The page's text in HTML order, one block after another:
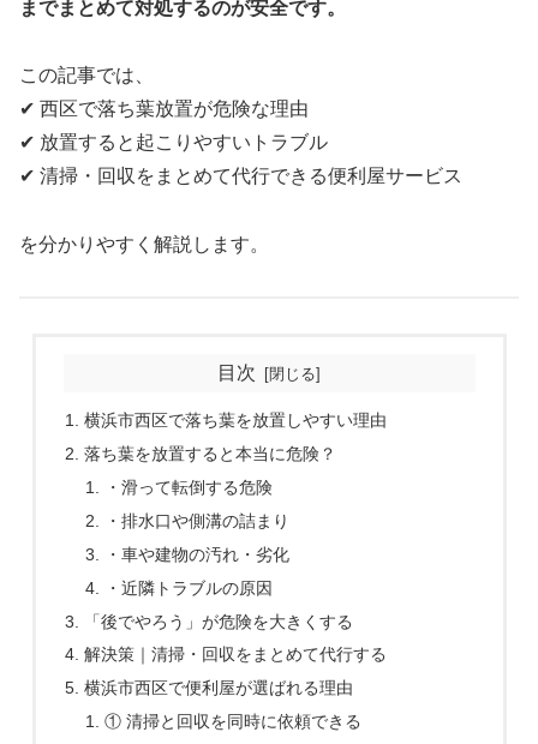
までまとめて対処するのが安全です。
この記事では、
✔ 西区で落ち葉放置が危険な理由
✔ 放置すると起こりやすいトラブル
✔ 清掃・回収をまとめて代行できる便利屋サービス
を分かりやすく解説します。
目次
横浜市西区で落ち葉を放置しやすい理由
落ち葉を放置すると本当に危険？
・滑って転倒する危険
・排水口や側溝の詰まり
・車や建物の汚れ・劣化
・近隣トラブルの原因
「後でやろう」が危険を大きくする
解決策｜清掃・回収をまとめて代行する
横浜市西区で便利屋が選ばれる理由
① 清掃と回収を同時に依頼できる